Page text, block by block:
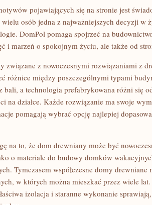
pojawiających się na stronie jest
osób jedna z najważniejszych decyzji w
DomPol pomaga spojrzeć na
i marzeń o spokojnym życiu, ale także od
związane z nowoczesnymi rozwiązaniami z
różnice między poszczególnymi typami
bali, a technologia prefabrykowana różni się
na działce. Każde rozwiązanie ma swoje
pomagają wybrać opcję najlepiej
na to, że dom drewniany może być
o materiale do budowy domków
Tymczasem współczesne domy
w których można mieszkać przez wiele
izolacja i staranne wykonanie